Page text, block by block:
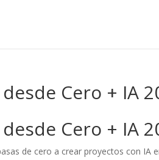
Cero + IA
Cero + IA
de cero a crear proyectos con IA